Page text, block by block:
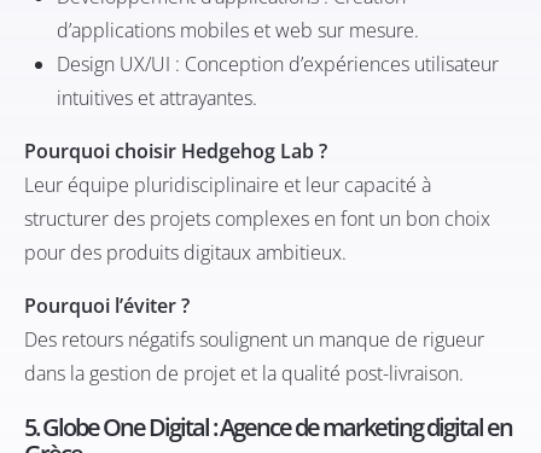
d’applications mobiles et web sur mesure.​
Design UX/UI : Conception d’expériences utilisateur
intuitives et attrayantes.​
Pourquoi choisir Hedgehog Lab ?
Leur équipe pluridisciplinaire et leur capacité à
structurer des projets complexes en font un bon choix
pour des produits digitaux ambitieux.
Pourquoi l’éviter ?
Des retours négatifs soulignent un manque de rigueur
dans la gestion de projet et la qualité post-livraison.
5. Globe One Digital : Agence de marketing digital en